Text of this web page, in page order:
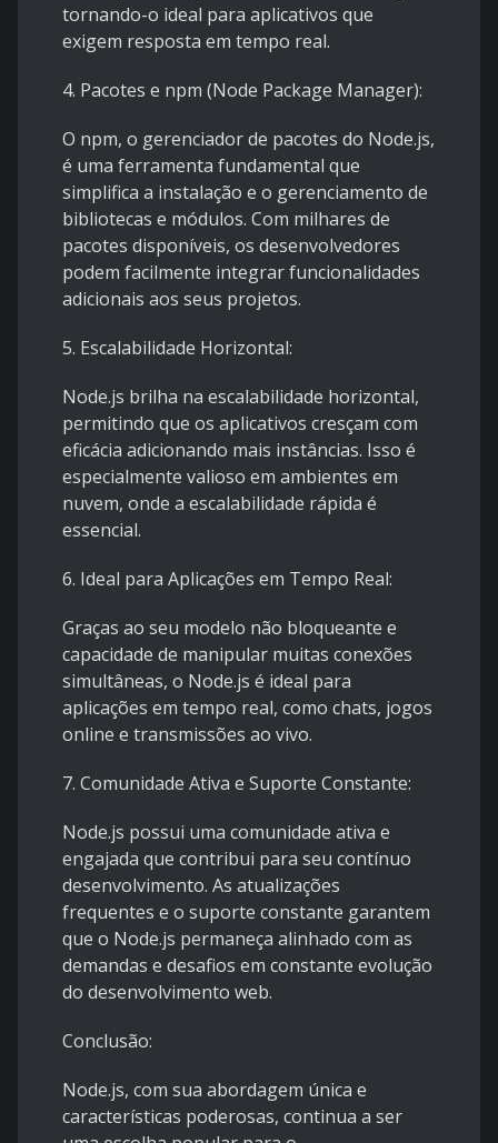
tornando-o ideal para aplicativos que
exigem resposta em tempo real.
4. Pacotes e npm (Node Package Manager):
O npm, o gerenciador de pacotes do Node.js,
é uma ferramenta fundamental que
simplifica a instalação e o gerenciamento de
bibliotecas e módulos. Com milhares de
pacotes disponíveis, os desenvolvedores
podem facilmente integrar funcionalidades
adicionais aos seus projetos.
5. Escalabilidade Horizontal:
Node.js brilha na escalabilidade horizontal,
permitindo que os aplicativos cresçam com
eficácia adicionando mais instâncias. Isso é
especialmente valioso em ambientes em
nuvem, onde a escalabilidade rápida é
essencial.
6. Ideal para Aplicações em Tempo Real:
Graças ao seu modelo não bloqueante e
capacidade de manipular muitas conexões
simultâneas, o Node.js é ideal para
aplicações em tempo real, como chats, jogos
online e transmissões ao vivo.
7. Comunidade Ativa e Suporte Constante:
Node.js possui uma comunidade ativa e
engajada que contribui para seu contínuo
desenvolvimento. As atualizações
frequentes e o suporte constante garantem
que o Node.js permaneça alinhado com as
demandas e desafios em constante evolução
do desenvolvimento web.
Conclusão:
Node.js, com sua abordagem única e
características poderosas, continua a ser